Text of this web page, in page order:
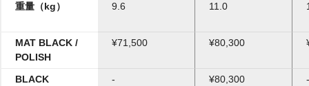
重量（kg）
MAT BLACK /
POLISH
BLACK
9.6
¥71,500
-
11.0
¥80,300
¥80,300 -